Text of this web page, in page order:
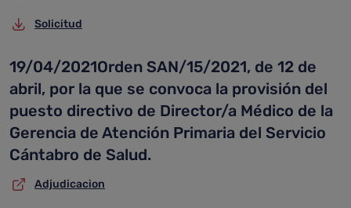
Solicitud
19/04/2021Orden SAN/15/2021, de 12 de
abril, por la que se convoca la provisión del
puesto directivo de Director/a Médico de la
Gerencia de Atención Primaria del Servicio
Cántabro de Salud.
Adjudicacion